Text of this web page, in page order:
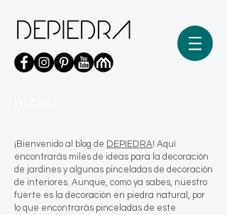
¡Bienvenido al blog de DEPIEDRA! Aquí
encontrarás miles de ideas para la decoración
de jardines y algunas pinceladas de decoración
de interiores. Aunque, como ya sabes, nuestro
fuerte es la decoración en piedra natural, por
lo que encontrarás pinceladas de este